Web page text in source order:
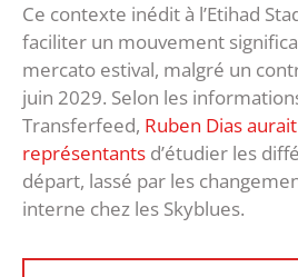
Ce contexte inédit à l’Etihad
faciliter un mouvement
mercato estival, malgré un
juin 2029. Selon les
Transferfeed, Ruben Dias
représentants d’étudier les
départ, lassé par les
interne chez les Skyblues.